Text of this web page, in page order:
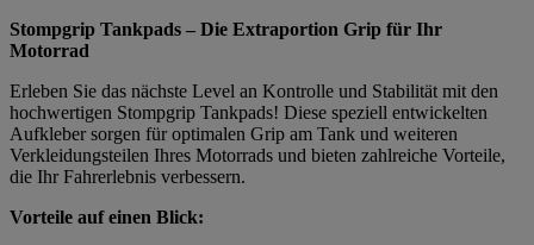
Stompgrip Tankpads – Die Extraportion Grip für Ihr
Motorrad
Erleben Sie das nächste Level an Kontrolle und Stabilität mit den
hochwertigen Stompgrip Tankpads! Diese speziell entwickelten
Aufkleber sorgen für optimalen Grip am Tank und weiteren
Verkleidungsteilen Ihres Motorrads und bieten zahlreiche Vorteile,
die Ihr Fahrerlebnis verbessern.
Vorteile auf einen Blick: